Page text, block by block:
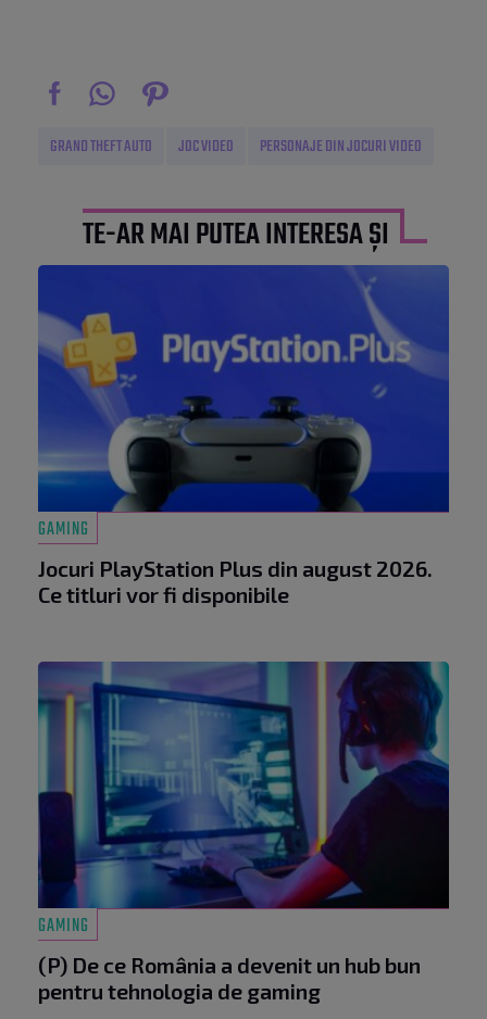
GRAND THEFT AUTO JOC VIDEO PERSONAJE DIN JOCURI VIDEO
TE-AR MAI PUTEA INTERESA ȘI
GAMING
Jocuri PlayStation Plus din august 2026.
Ce titluri vor fi disponibile
GAMING
(P) De ce România a devenit un hub bun
pentru tehnologia de gaming